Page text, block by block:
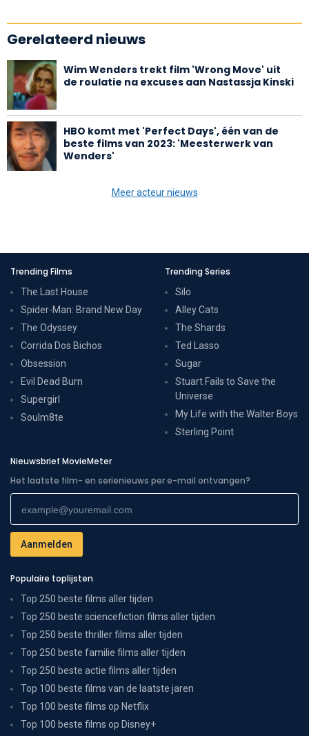
Gerelateerd nieuws
Wim Wenders trekt film 'Wrong Move' uit
de roulatie na excuses aan Nastassja Kinski
HBO komt met 'Perfect Days', één van de
beste films van 2023: 'Meesterwerk van
Wenders'
Meer acteur nieuws
Trending Films
The Last House
Spider-Man: Brand New Day
The Odyssey
Corrida Dos Bichos
Obsession
Evil Dead Burn
Supergirl
Soulm8te
Trending Series
Silo
Alley Cats
The Shards
Ted Lasso
Sugar
Stuart Fails to Save the
Universe
My Life with the Walter Boys
Sterling Point
Nieuwsbrief MovieMeter
Het laatste film- en serienieuws per e-mail ontvangen?
Populaire toplijsten
Top 250 beste films aller tijden
Top 250 beste sciencefiction films aller tijden
Top 250 beste thriller films aller tijden
Top 250 beste familie films aller tijden
Top 250 beste actie films aller tijden
Top 100 beste films van de laatste jaren
Top 100 beste films op Netflix
Top 100 beste films op Disney+